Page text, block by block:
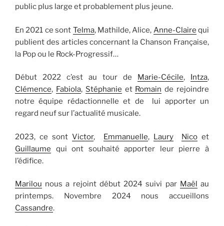
public plus large et probablement plus jeune.
En 2021 ce sont Telma, Mathilde, Alice, Anne-Claire qui
publient des articles concernant la Chanson Française,
la Pop ou le Rock-Progressif…
Début 2022 c’est au tour de Marie-Cécile, Intza,
Clémence, Fabiola, Stéphanie et Romain de rejoindre
notre équipe rédactionnelle et de lui apporter un
regard neuf sur l’actualité musicale.
2023, ce sontVictor, Emmanuelle, Laury Nicoet
Guillaume qui ont souhaité apporter leur pierre à
l’édifice.
Marilou nous a rejoint début 2024 suivi par Maël
au
printemps. Novembre 2024 nous accueillons
Cassandre.